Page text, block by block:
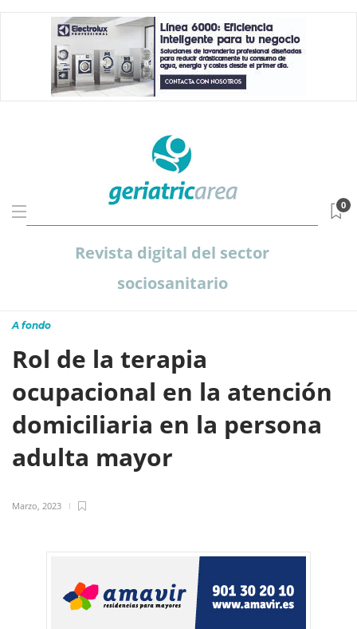
Revista digital del sector
sociosanitario
0
A fondo
Rol de la terapia
ocupacional en la atención
domiciliaria en la persona
adulta mayor
Marzo, 2023